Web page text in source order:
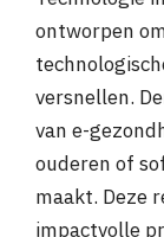
ontworpen
versnellen.
van e-
ouderen of
maakt. Deze
impactvolle